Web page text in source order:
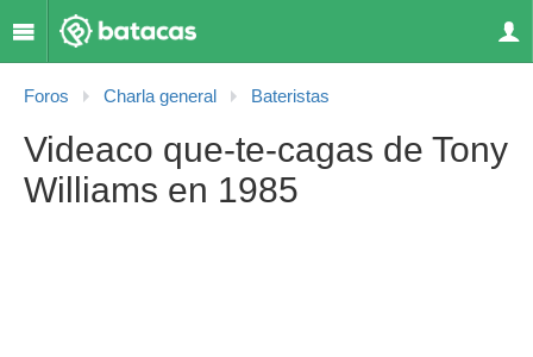
Foros Charla general Bateristas
Videaco que-te-cagas de Tony
Williams en 1985